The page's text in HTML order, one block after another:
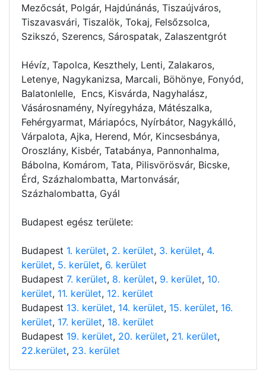
Mezőcsát, Polgár, Hajdúnánás, Tiszaújváros,
Tiszavasvári, Tiszalök, Tokaj, Felsőzsolca,
Szikszó, Szerencs, Sárospatak, Zalaszentgrót
Hévíz, Tapolca, Keszthely, Lenti, Zalakaros,
Letenye, Nagykanizsa, Marcali, Böhönye, Fonyód,
Balatonlelle, Encs, Kisvárda, Nagyhalász,
Vásárosnamény, Nyíregyháza, Mátészalka,
Fehérgyarmat, Máriapócs, Nyírbátor, Nagykálló,
Várpalota, Ajka, Herend, Mór, Kincsesbánya,
Oroszlány, Kisbér, Tatabánya, Pannonhalma,
Bábolna, Komárom, Tata, Pilisvörösvár, Bicske,
Érd, Százhalombatta, Martonvásár,
Százhalombatta, Gyál
Budapest egész területe:
Budapest 1. kerület, 2. kerület, 3. kerület, 4.
kerület, 5. kerület, 6. kerület
Budapest 7. kerület, 8. kerület, 9. kerület, 10.
kerület, 11. kerület, 12. kerület
Budapest 13. kerület, 14. kerület, 15. kerület, 16.
kerület, 17. kerület, 18. kerület
Budapest 19. kerület, 20. kerület, 21. kerület,
22.kerület, 23. kerület